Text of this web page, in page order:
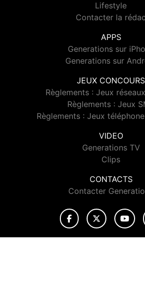
Lifestyle
Contacter la rédac
APPS
Generations sur
Generations sur
JEUX CONCOURS
Règlements : Jeux
Règlements : Jeux
Règlements : Jeux
VIDEO
Generations TV
Clips
CONTACTS
Contacter